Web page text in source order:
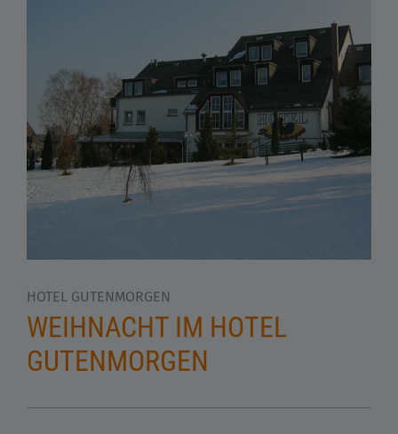
HOTEL GUTENMORGEN
WEIHNACHT IM HOTEL
GUTENMORGEN